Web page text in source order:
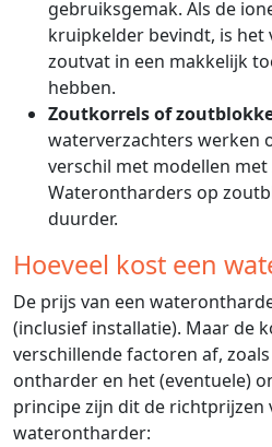
gebruiksgemak. Als de
kruipkelder bevindt, is het
zoutvat in een makkelijk
hebben.
Zoutkorrels of
waterverzachters werken
verschil met modellen
Waterontharders op
duurder.
Hoeveel kost een
De prijs van een
(inclusief installatie). Maar de
verschillende factoren af,
ontharder en het (eventuele)
principe zijn dit de richtprijzen
waterontharder: